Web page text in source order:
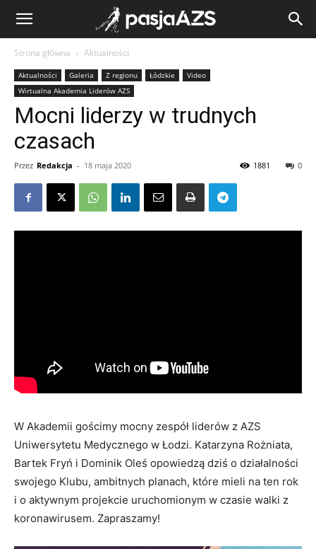
Strona główna Aktualności
Aktualności Galeria Z regionu Łódzkie
Video
Wirtualna Akademia Liderów AZS
Mocni liderzy w trudnych
czasach
Przez Redakcja - 18 maja 2020 0
1881
W Akademii gościmy mocny zespół liderów z AZS
Uniwersytetu Medycznego w Łodzi. Katarzyna Rożniata,
Bartek Fryń i Dominik Oleś opowiedzą dziś o działalności
swojego Klubu, ambitnych planach, które mieli na ten rok
i o aktywnym projekcie uruchomionym w czasie walki z
koronawirusem. Zapraszamy!